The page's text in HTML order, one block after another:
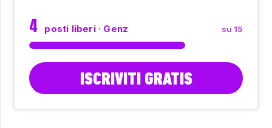
4 posti liberi · Genz su 15
ISCRIVITI GRATIS